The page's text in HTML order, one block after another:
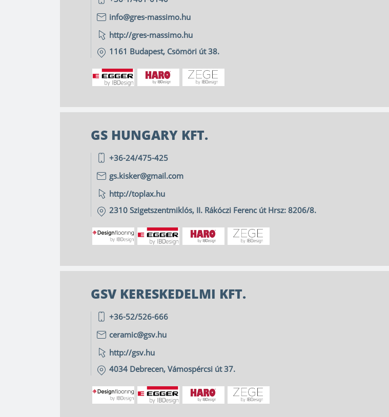
info@gres-massimo.hu
http://gres-massimo.hu
1161 Budapest, Csömöri út 38.
GS HUNGARY KFT.
+36-24/475-425
gs.kisker@gmail.com
http://toplax.hu
2310 Szigetszentmiklós, II. Rákóczi Ferenc út Hrsz: 8206/8.
GSV KERESKEDELMI KFT.
+36-52/526-666
ceramic@gsv.hu
http://gsv.hu
4034 Debrecen, Vámospércsi út 37.